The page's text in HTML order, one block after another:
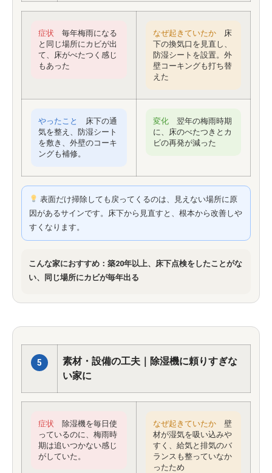
症状 毎年梅雨になる
と同じ場所にカビが出
て、床がべたつく感じ
もあった
なぜ起きていたか 床
下の換気口を見直し、
防湿シートを設置。外
壁コーキングも打ち替
えた
やったこと
床下の通
気を整え、防湿シート
を敷き、外壁のコーキ
ングも補修。
変化 翌年の梅雨時期
に、床のべたつきとカ
ビの再発が減った
表面だけ掃除しても戻ってくるのは、見えない場所に原
因があるサインです。床下から見直すと、根本から改善しや
すくなります。
こんな家におすすめ：築20年以上、床下点検をしたことがな
い、同じ場所にカビが毎年出る
5
素材・設備の工夫｜除湿機に頼りすぎな
い家に
症状 除湿機を毎日使
っているのに、梅雨時
期は追いつかない感じ
がしていた。
なぜ起きていたか 壁
材が湿気を吸い込みや
すく、給気と排気のバ
ランスも整っていなか
ったため